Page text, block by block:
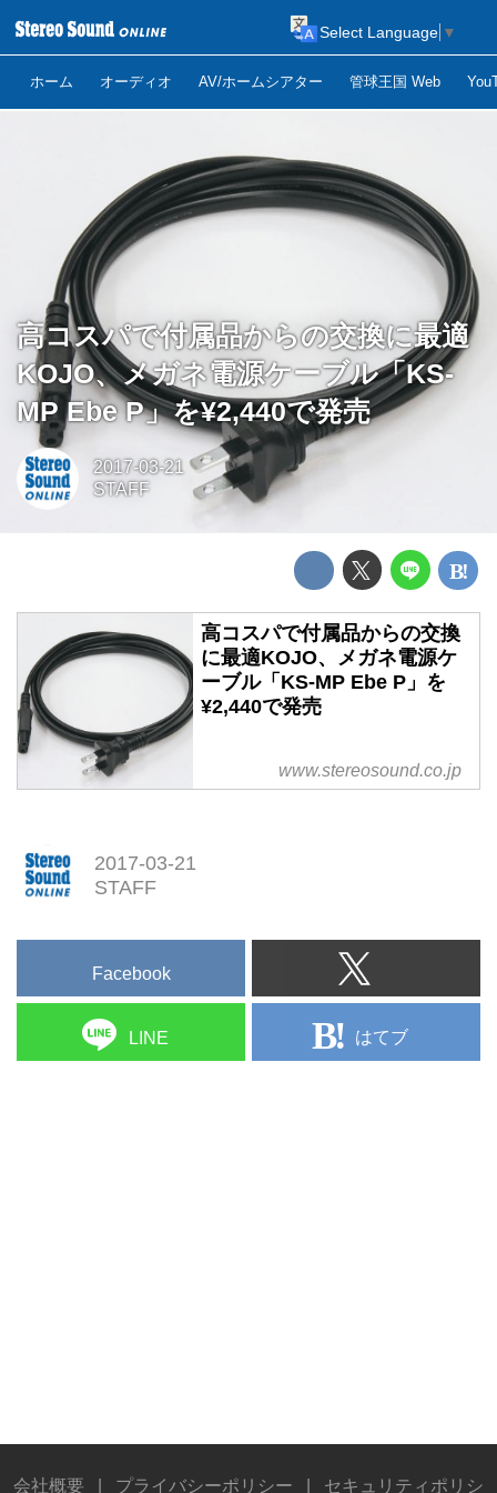
ホーム オーディオ AV/ホームシアター 管球王国 Web
Select Language ▼
高コスパで付属品からの交換に最適
KOJO、メガネ電源ケーブル「KS-
MP Ebe P」を¥2,440で発売
2017-03-21
STAFF
高コスパで付属品からの交換
に最適KOJO、メガネ電源ケ
ーブル「KS-MP Ebe P」を
¥2,440で発売
www.stereosound.co.jp
2017-03-21
STAFF
Facebook
LINE はてブ
会社概要 プライバシーポリシー セキュリティポリシ